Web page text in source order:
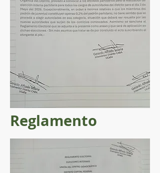
Reglamento